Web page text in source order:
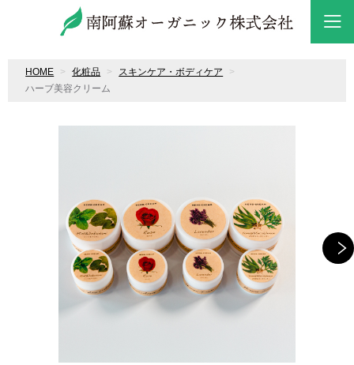
HOME 化粧品
スキンケア・ボディケア
ハーブ美容クリーム